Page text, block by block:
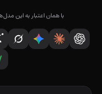
با همان اعتبار به این